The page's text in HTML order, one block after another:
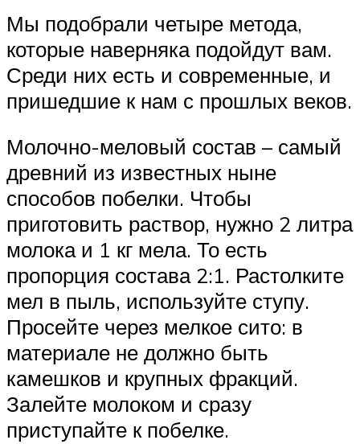
Мы подобрали четыре метода,
которые наверняка подойдут вам.
Среди них есть и современные, и
пришедшие к нам с прошлых веков.
Молочно-меловый состав – самый
древний из известных ныне
способов побелки. Чтобы
приготовить раствор, нужно 2 литра
молока и 1 кг мела. То есть
пропорция состава 2:1. Растолките
мел в пыль, используйте ступу.
Просейте через мелкое сито: в
материале не должно быть
камешков и крупных фракций.
Залейте молоком и сразу
приступайте к побелке.